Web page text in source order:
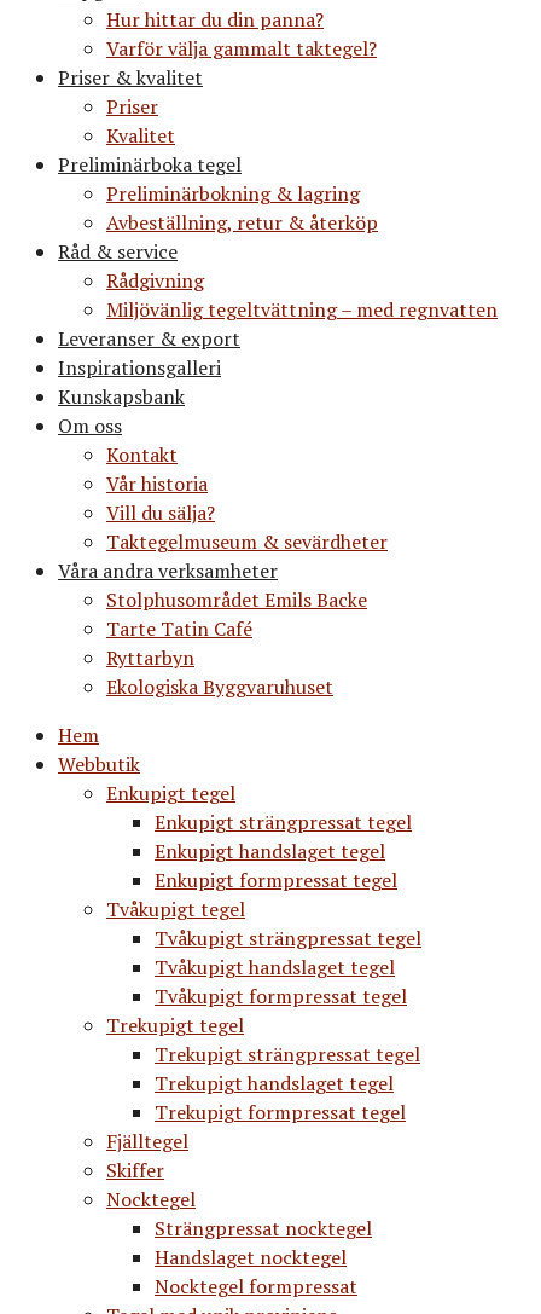
Hur hittar du din panna?
Varför välja gammalt taktegel?
Priser & kvalitet
Priser
Kvalitet
Preliminärboka tegel
Preliminärbokning & lagring
Avbeställning, retur & återköp
Råd & service
Rådgivning
Miljövänlig tegeltvättning – med regnvatten
Leveranser & export
Inspirationsgalleri
Kunskapsbank
Om oss
Kontakt
Vår historia
Vill du sälja?
Taktegelmuseum & sevärdheter
Våra andra verksamheter
Stolphusområdet Emils Backe
Tarte Tatin Café
Ryttarbyn
Ekologiska Byggvaruhuset
Hem
Webbutik
Enkupigt tegel
Enkupigt strängpressat tegel
Enkupigt handslaget tegel
Enkupigt formpressat tegel
Tvåkupigt tegel
Tvåkupigt strängpressat tegel
Tvåkupigt handslaget tegel
Tvåkupigt formpressat tegel
Trekupigt tegel
Trekupigt strängpressat tegel
Trekupigt handslaget tegel
Trekupigt formpressat tegel
Fjälltegel
Skiffer
Nocktegel
Strängpressat nocktegel
Handslaget nocktegel
Nocktegel formpressat